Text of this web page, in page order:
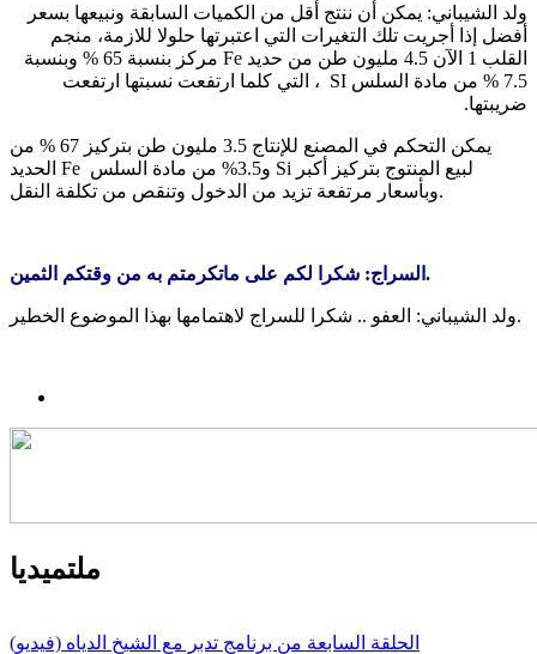
ولد الشيباني: يمكن أن ننتج أقل من الكميات السابقة ونبيعها بسعر
أفضل إذا أجريت تلك التغيرات التي اعتبرتها حلولا للازمة، منجم
القلب 1 الآن 4.5 مليون طن من حديد Fe مركز بنسبة 65 % وبنسبة
7.5 % من مادة السلس SI ، التي كلما ارتفعت نسبتها ارتفعت
ضريبتها.
يمكن التحكم في المصنع للإنتاج 3.5 مليون طن بتركيز 67 % من
الحديد Fe و3.5% من مادة السلس Si لبيع المنتوج بتركيز أكبر
وبأسعار مرتفعة تزيد من الدخول وتنقص من تكلفة النقل.
السراج: شكرا لكم على ماتكرمتم به من وقتكم الثمين.
ولد الشيباني: العفو .. شكرا للسراج لاهتمامها بهذا الموضوع الخطير.
ملتميديا
الحلقة السابعة من برنامج تدبر مع الشيخ الدياه (فيديو)